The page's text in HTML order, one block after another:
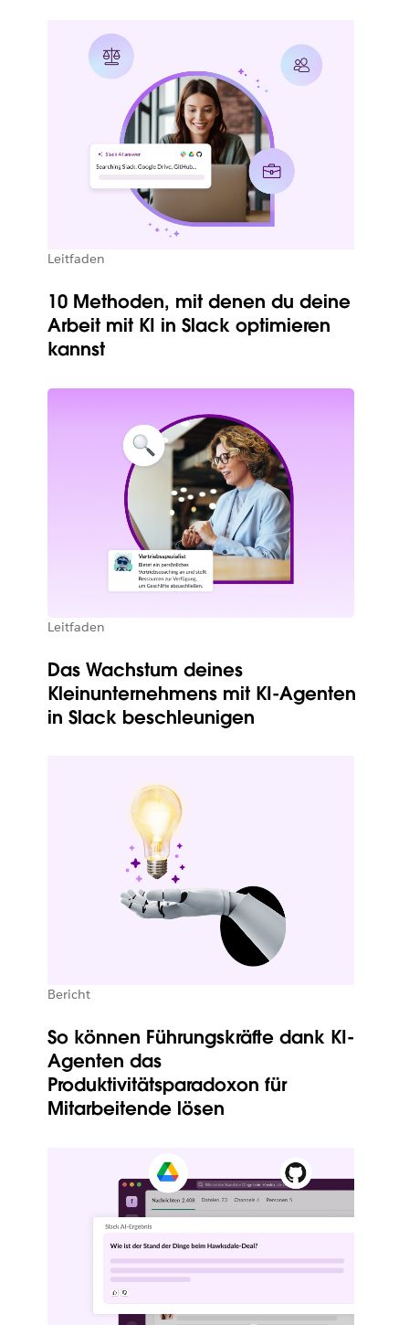
Leitfaden
10 Methoden, mit denen du deine
Arbeit mit KI in Slack optimieren
kannst
Leitfaden
Das Wachstum deines
Kleinunternehmens mit KI-Agenten
in Slack beschleunigen
Bericht
So können Führungskräfte dank KI-
Agenten das
Produktivitätsparadoxon für
Mitarbeitende lösen